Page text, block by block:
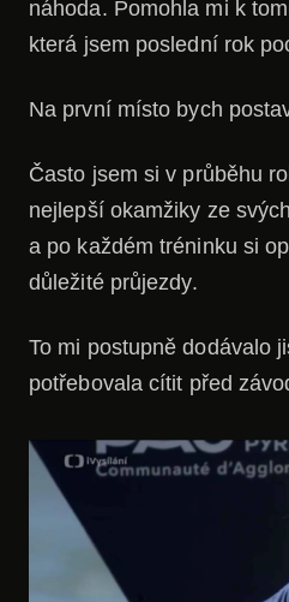
náhoda. Pomohla mi k
která jsem poslední rok
Na první místo bych
Často jsem si v průběhu
nejlepší okamžiky ze
a po každém tréninku si
důležité průjezdy.
To mi postupně dodávalo
potřebovala cítit před